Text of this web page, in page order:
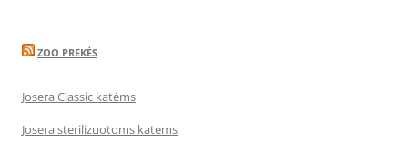
ZOO PREKĖS
Josera Classic katėms
Josera sterilizuotoms katėms